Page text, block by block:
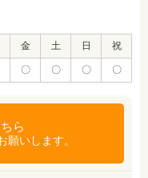
金 土 日 祝
〇 〇 〇 〇
ら
いします。